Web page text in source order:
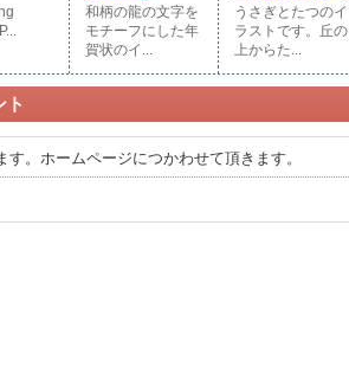
和柄の龍の文字を
モチーフにした年
賀状のイ...
うさぎとたつのイ
ラストです。丘の
上からた...
す。ホームページにつかわせて頂きます。